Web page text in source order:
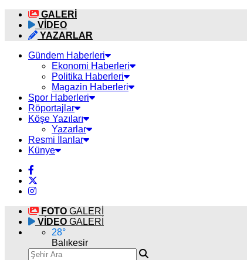
GALERİ
VİDEO
YAZARLAR
Gündem Haberleri
Ekonomi Haberleri
Politika Haberleri
Magazin Haberleri
Spor Haberleri
Röportajlar
Köşe Yazıları
Yazarlar
Resmi İlanlar
Künye
FOTO GALERİ
VİDEO GALERİ
28°
Balıkesir